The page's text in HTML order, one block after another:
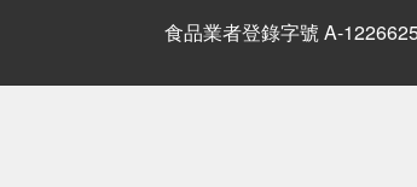
食品業者登錄字號 A-